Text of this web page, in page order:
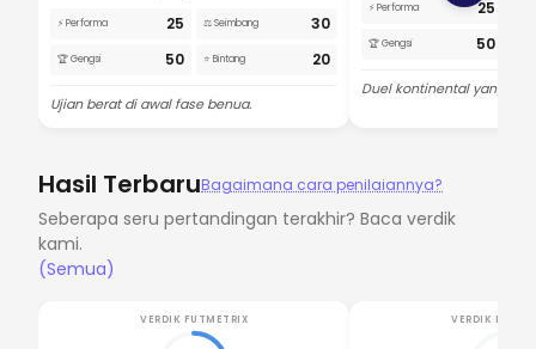
⚡ Performa 25 ⚖️ Seimbang 30
🏆 Gengsi 50 ⭐ Bintang 20
Ujian berat di awal fase benua.
⚡ Performa 25
🏆 Gengsi 50
Duel kontinental yang
Hasil TerbaruBagaimana cara penilaiannya?
Seberapa seru pertandingan terakhir? Baca verdik
kami.
(Semua)
VERDIK FUTMETRIX VERDIK